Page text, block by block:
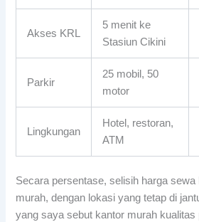
Akses KRL
5 menit ke
Stasiun Cikini
Parkir
25 mobil, 50
motor
Lingkungan
Hotel, restoran,
ATM
Secara persentase, selisih harga sewa
murah, dengan lokasi yang tetap di
yang saya sebut kantor murah kualitas